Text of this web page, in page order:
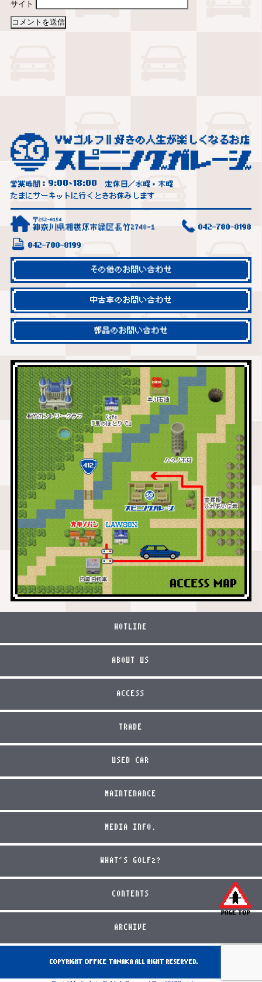
サイト
営業時間： 9:00~18:00
定休日／水曜・木曜
たまにサーキットに行くときお休みします
〒252-0154
神奈川県相模原市緑区長竹2748-1 042-780-8198
042-780-8199
その他のお問い合わせ
中古車のお問い合わせ
部品のお問い合わせ
HOTLINE
ABOUT US
ACCESS
TRADE
USED CAR
MAINTENANCE
MEDIA INFO.
WHAT'S GOLF2?
CONTENTS
ARCHIVE
COPYRIGHT OFFICE TANAKA ALL RIGHT RESERVED.